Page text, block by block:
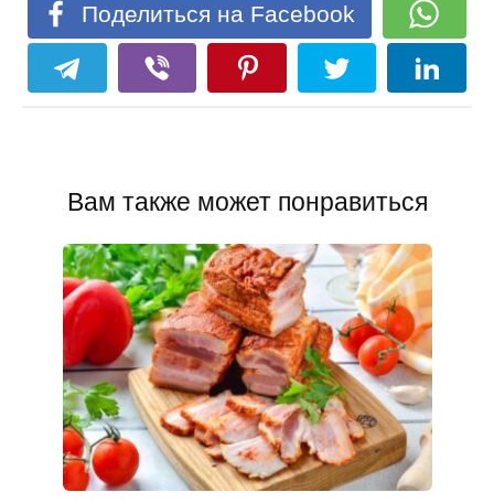
Поделиться на Facebook
Вам также может понравиться